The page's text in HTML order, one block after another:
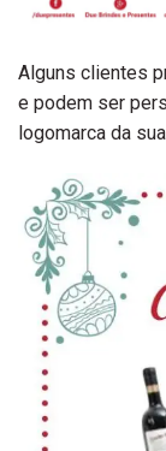
Alguns clientes
e podem ser
logomarca da